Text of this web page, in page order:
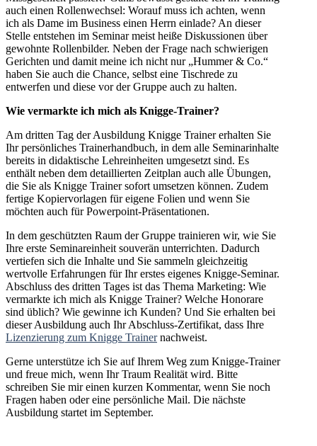
auch einen Rollenwechsel: Worauf muss ich achten, wenn
ich als Dame im Business einen Herrn einlade? An dieser
Stelle entstehen im Seminar meist heiße Diskussionen über
gewohnte Rollenbilder. Neben der Frage nach schwierigen
Gerichten und damit meine ich nicht nur „Hummer & Co.“
haben Sie auch die Chance, selbst eine Tischrede zu
entwerfen und diese vor der Gruppe auch zu halten.
Wie vermarkte ich mich als Knigge-Trainer?
Am dritten Tag der Ausbildung Knigge Trainer erhalten Sie
Ihr persönliches Trainerhandbuch, in dem alle Seminarinhalte
bereits in didaktische Lehreinheiten umgesetzt sind. Es
enthält neben dem detaillierten Zeitplan auch alle Übungen,
die Sie als Knigge Trainer sofort umsetzen können. Zudem
fertige Kopiervorlagen für eigene Folien und wenn Sie
möchten auch für Powerpoint-Präsentationen.
In dem geschützten Raum der Gruppe trainieren wir, wie Sie
Ihre erste Seminareinheit souverän unterrichten. Dadurch
vertiefen sich die Inhalte und Sie sammeln gleichzeitig
wertvolle Erfahrungen für Ihr erstes eigenes Knigge-Seminar.
Abschluss des dritten Tages ist das Thema Marketing: Wie
vermarkte ich mich als Knigge Trainer? Welche Honorare
sind üblich? Wie gewinne ich Kunden? Und Sie erhalten bei
dieser Ausbildung auch Ihr Abschluss-Zertifikat, dass Ihre
Lizenzierung zum Knigge Trainernachweist.
Gerne unterstütze ich Sie auf Ihrem Weg zum Knigge-Trainer
und freue mich, wenn Ihr Traum Realität wird. Bitte
schreiben Sie mir einen kurzen Kommentar, wenn Sie noch
Fragen haben oder eine persönliche Mail. Die nächste
Ausbildung startet im September.